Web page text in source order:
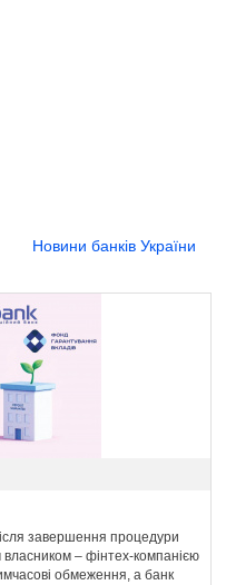
Новини банків України
завершення процедури
власником – фінтех-компанією
обмеження, а банк